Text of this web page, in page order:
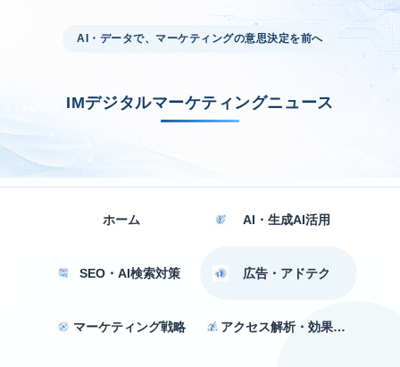
AI・データで、マーケティングの意思決定を前へ
IMデジタルマーケティングニュース
ホーム AI・生成AI活用
SEO・AI検索対策 広告・アドテク
マーケティング戦略 アクセス解析・効果測定